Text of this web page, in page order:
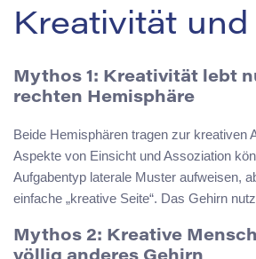
Kreativität und
Mythos 1: Kreativität lebt
rechten Hemisphäre
Beide Hemisphären tragen zur kreativen
Aspekte von Einsicht und Assoziation
Aufgabentyp laterale Muster aufweisen,
einfache „kreative Seite“. Das Gehirn
Mythos 2: Kreative